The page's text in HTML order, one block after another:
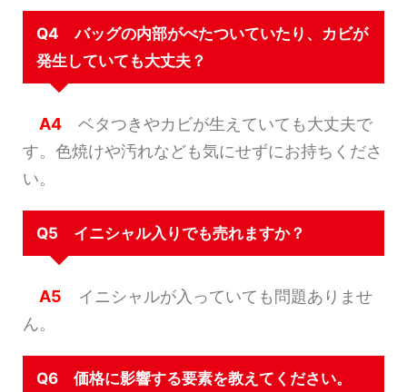
Q4 バッグの内部がべたついていたり、カビが
発生していても大丈夫？
A4 ベタつきやカビが生えていても大丈夫で
す。色焼けや汚れなども気にせずにお持ちくださ
い。
Q5 イニシャル入りでも売れますか？
A5 イニシャルが入っていても問題ありませ
ん。
Q6 価格に影響する要素を教えてください。